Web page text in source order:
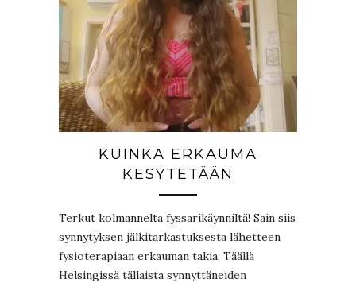
KUINKA ERKAUMA
KESYTETÄÄN
Terkut kolmannelta fyssarikäynniltä! Sain siis
synnytyksen jälkitarkastuksesta lähetteen
fysioterapiaan erkauman takia. Täällä
Helsingissä tällaista synnyttäneiden